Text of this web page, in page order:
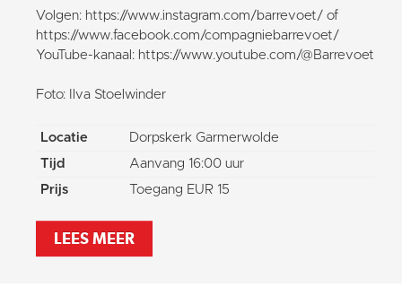
Volgen: https://www.instagram.com/barrevoet/ of
https://www.facebook.com/compagniebarrevoet/
YouTube-kanaal: https://www.youtube.com/@Barrevoet
Foto: Ilva Stoelwinder
Locatie
Dorpskerk Garmerwolde
Tijd
Aanvang 16:00 uur
Prijs
Toegang EUR 15
LEES MEER